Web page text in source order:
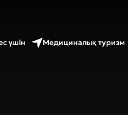
үшін Медициналық туризм